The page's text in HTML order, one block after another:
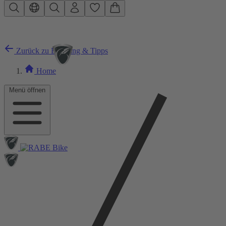
Zum Hauptinhalt springen
Menü öffnen
Zurück zu Beratung & Tipps
Home